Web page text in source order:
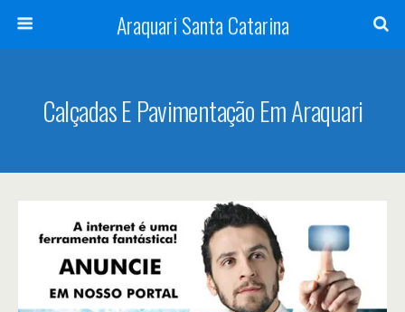
Araquari Santa Catarina
Calçadas E Pavimentação Em Araquari